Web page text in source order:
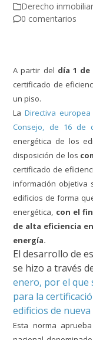
Derecho
0 comentarios
A partir del día 1 de
certificado de
un piso.
LaDirectiva
Consejo, de 16 de
energética de los
disposición de los
certificado de
información objetiva
edificios de forma
energética, con el
de alta eficiencia
energía.
El desarrollo de
se hizo a través
enero, por el que
para la
edificios de
Esta norma